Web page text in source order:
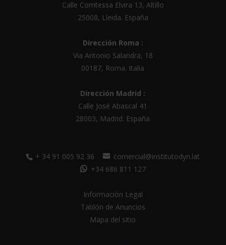
Calle Comtessa Elvira 13, Altillo
25008, Lleida. España
Dirección Roma :
Via Antonio Salandra, 18
00187, Roma. Italia
Dirección Madrid :
Calle José Abascal 41
28003, Madrid. España
+ 34 91 005 92 36
comercial@institutodyn.lat
+34 686 811 127
Información Legal
Tablón de Anuncios
Mapa del sitio